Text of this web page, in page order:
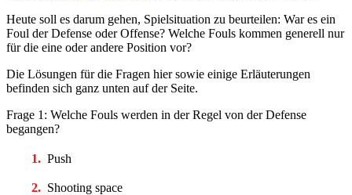
Heute soll es darum gehen, Spielsituation zu beurteilen: War es ein
Foul der Defense oder Offense? Welche Fouls kommen generell nur
für die eine oder andere Position vor?
Die Lösungen für die Fragen hier sowie einige Erläuterungen
befinden sich ganz unten auf der Seite.
Frage 1: Welche Fouls werden in der Regel von der Defense
begangen?
Push
Shooting space